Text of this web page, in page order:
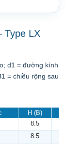
Type LX
d1 = đường kính
= chiều rộng sau
H (B)
8.5
8.5